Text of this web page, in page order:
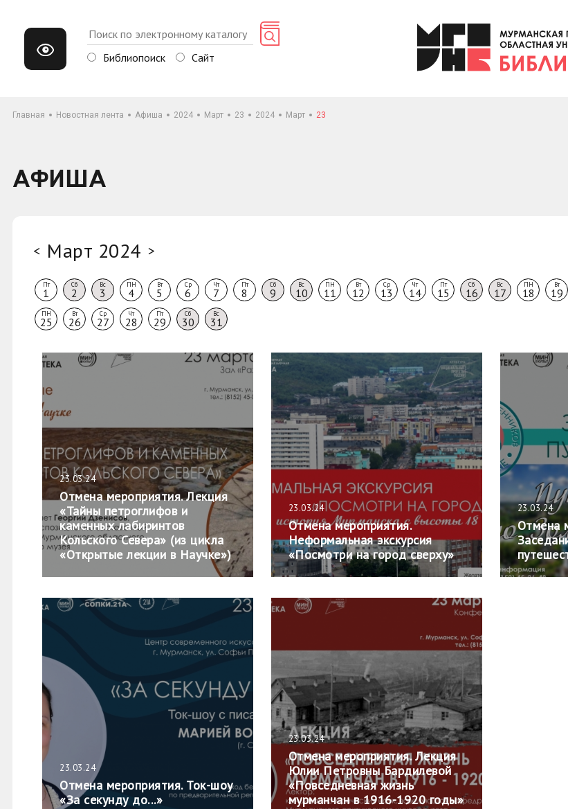
Библиопоиск Сайт
Главная Новостная лента Афиша 2024 Март 23 2024 Март 23
АФИША
< Март 2024 >
Пт
1
Сб
2
Вс
3
ПН
4
Вт
5
Ср
6
Чт
7
Пт
8
Сб
9
Вс
10
ПН
11
Вт
12
Ср
13
Чт
14
Пт
15
Сб
16
Вс
17
ПН
18
Вт
19
ПН
25
Вт
26
Ср
27
Чт
28
Пт
29
Сб
30
Вс
31
23.03.24
Отмена мероприятия. Лекция
«Тайны петроглифов и
каменных лабиринтов
Кольского Севера» (из цикла
«Открытые лекции в Научке»)
23.03.24
Отмена мероприятия.
Неформальная экскурсия
«Посмотри на город сверху»
23.03.24
Отмена
23.03.24
Отмена мероприятия. Ток-шоу
«За секунду до...»
23.03.24
Отмена мероприятия. Лекция
Юлии Петровны Бардилевой
«Повседневная жизнь
мурманчан в 1916-1920 годы»